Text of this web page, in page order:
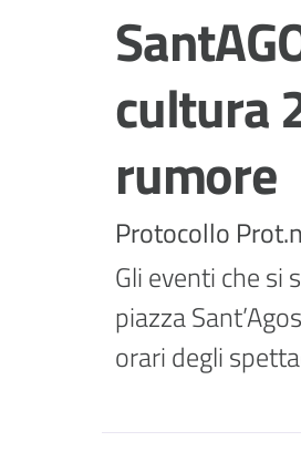
cultura
rumore
Protocollo
Gli eventi che si
piazza
orari degli